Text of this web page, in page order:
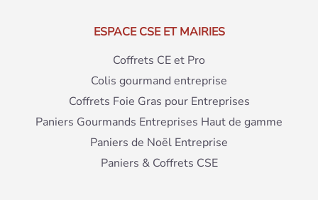
ESPACE CSE ET MAIRIES
Coffrets CE et Pro
Colis gourmand entreprise
Coffrets Foie Gras pour Entreprises
Paniers Gourmands Entreprises Haut de gamme
Paniers de Noël Entreprise
Paniers & Coffrets CSE